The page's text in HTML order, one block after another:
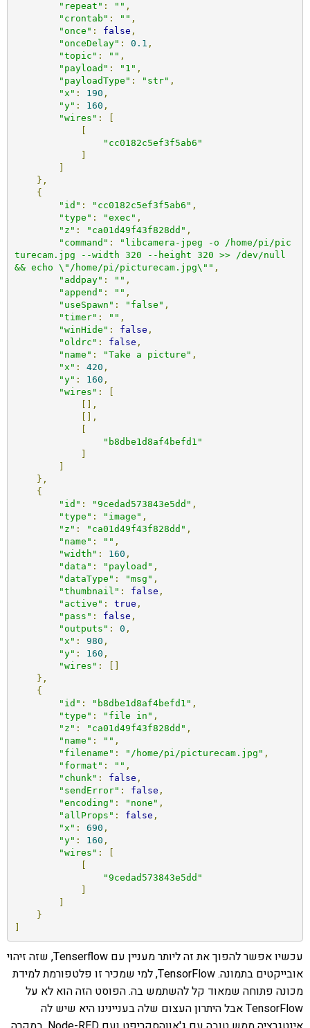
"repeat" : "" ,
"crontab" : "" ,
"once" : false ,
"onceDelay" : 0.1 ,
"topic" : "" ,
"payload" : "1" ,
"payloadType" : "str" ,
"x" : 190 ,
"y" : 160 ,
"wires" :
"cc0182c5ef3f5ab6"
},
{
"id" : "cc0182c5ef3f5ab6" ,
"type" : "exec" ,
"z" : "ca01d49f43f828dd" ,
"command" :
"libcamera-jpeg -o /home/pi/pic
turecam.jpg --width 320 --height 320 >> /dev/null
&& echo \"/home/pi/picturecam.jpg\"" ,
"addpay" : "" ,
"append" : "" ,
"useSpawn" : "false" ,
"timer" : "" ,
"winHide" : false ,
"oldrc" : false ,
"name" : "Take a picture" ,
"x" : 420 ,
"y" : 160 ,
"wires" :
[],
[],
"b8dbe1d8af4befd1"
},
{
"id" : "9cedad573843e5dd" ,
"type" : "image" ,
"z" : "ca01d49f43f828dd" ,
"name" : "" ,
"width" : 160 ,
"data" : "payload" ,
"dataType" : "msg" ,
"thumbnail" : false ,
"active" : true ,
"pass" : false ,
"outputs" : 0 ,
"x" : 980 ,
"y" : 160 ,
"wires" :
},
{
"id" : "b8dbe1d8af4befd1" ,
"type" : "file in" ,
"z" : "ca01d49f43f828dd" ,
"name" : "" ,
"filename" : "/home/pi/picturecam.jpg" ,
"format" : "" ,
"chunk" : false ,
"sendError" : false ,
"encoding" : "none" ,
"allProps" : false ,
"x" : 690 ,
"y" : 160 ,
"wires" :
"9cedad573843e5dd"
}
עכשיו אפשר להפוך את זה ליותר מעניין עם Tenserflow, שזה זיהוי
אובייקטים בתמונה. TensorFlow, למי שמכיר זו פלטפורמת למידת
מכונה פתוחה שמאוד קל להשתמש בה. הפוסט הזה הוא לא על
TensorFlow אבל היתרון העצום שלה בעניינינו היא שיש לה